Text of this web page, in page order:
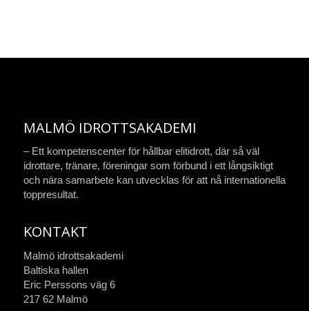
MALMÖ IDROTTSAKADEMI
– Ett kompetenscenter för hållbar elitidrott, där så väl
idrottare, tränare, föreningar som förbund i ett långsiktigt
och nära samarbete kan utvecklas för att nå internationella
toppresultat.
KONTAKT
Malmö idrottsakademi
Baltiska hallen
Eric Perssons väg 6
217 62 Malmö